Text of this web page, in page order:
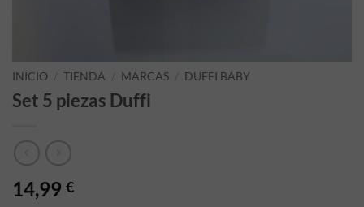
INICIO / TIENDA / MARCAS / DUFFI BABY
Set 5 piezas Duffi
14,99 €